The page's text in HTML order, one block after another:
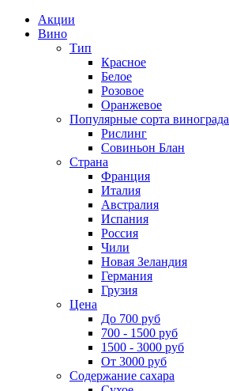
Акции
Вино
Тип
Красное
Белое
Розовое
Оранжевое
Популярные сорта винограда
Рислинг
Совиньон Блан
Страна
Франция
Италия
Австралия
Испания
Россия
Чили
Новая Зеландия
Германия
Грузия
Цена
До 700 руб
700 - 1500 руб
1500 - 3000 руб
От 3000 руб
Содержание сахара